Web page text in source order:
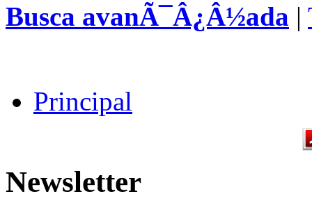
Busca avanÃ¯Â¿Â½ada |
Principal
Newsletter